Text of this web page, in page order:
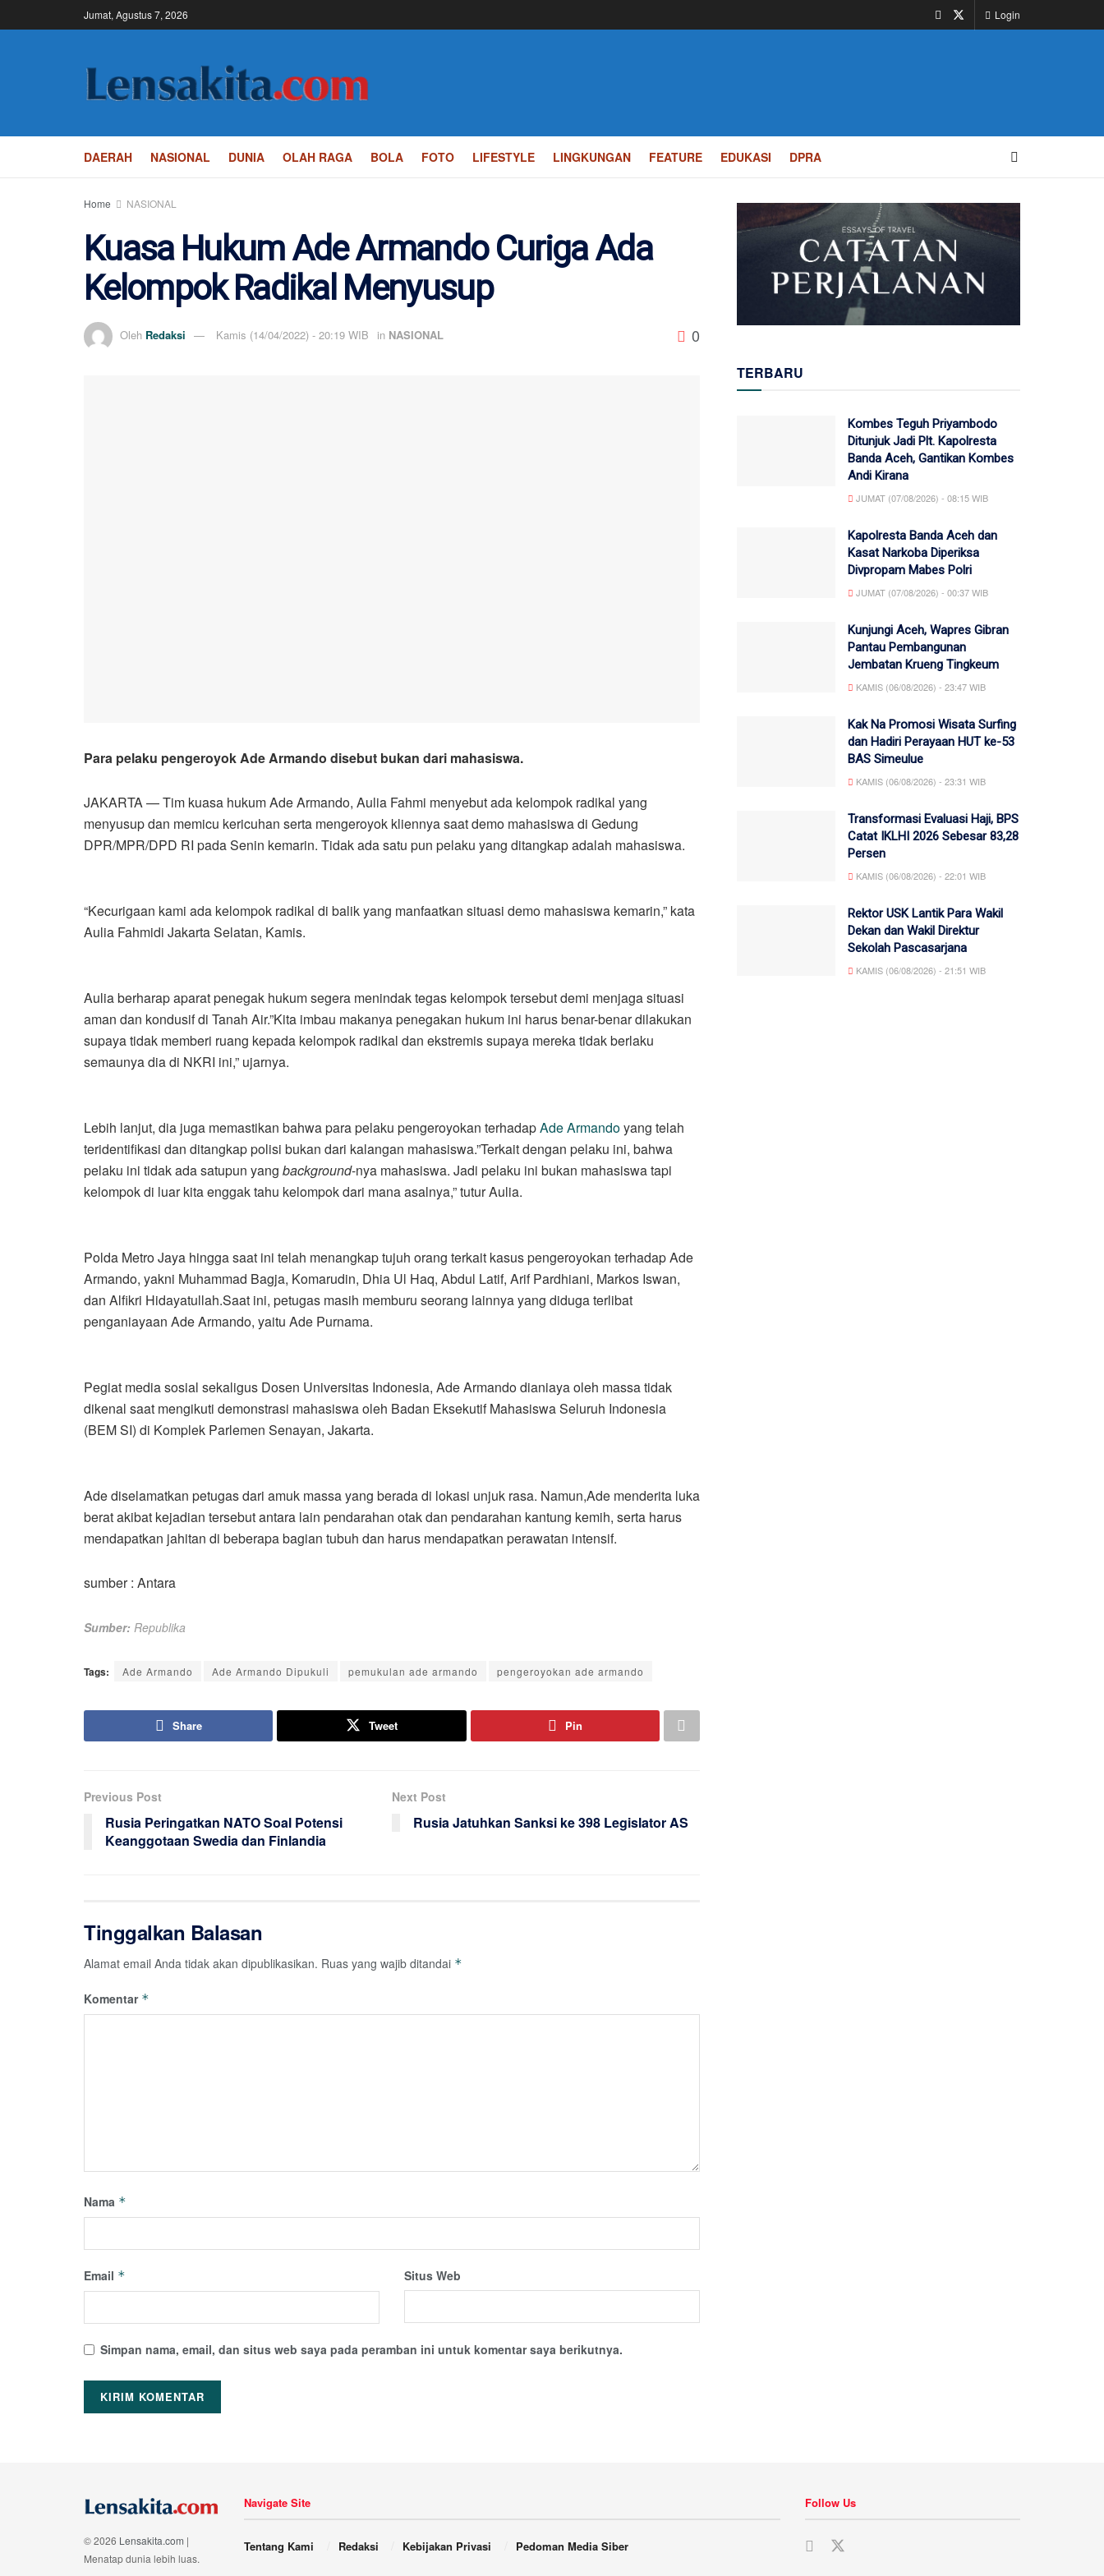
Jumat, Agustus 7, 2026 Login
DAERAH NASIONAL DUNIA OLAH RAGA BOLA FOTO LIFESTYLE LINGKUNGAN FEATURE EDUKASI DPRA
Home NASIONAL
Kuasa Hukum Ade Armando Curiga Ada
Kelompok Radikal Menyusup
Oleh Redaksi Kamis (14/04/2022) - 20:19 WIB in NASIONAL 0
Para pelaku pengeroyok Ade Armando disebut bukan dari mahasiswa.
JAKARTA — Tim kuasa hukum Ade Armando, Aulia Fahmi menyebut ada kelompok radikal yang
menyusup dan memicu kericuhan serta mengeroyok kliennya saat demo mahasiswa di Gedung
DPR/MPR/DPD RI pada Senin kemarin. Tidak ada satu pun pelaku yang ditangkap adalah mahasiswa.
“Kecurigaan kami ada kelompok radikal di balik yang manfaatkan situasi demo mahasiswa kemarin,” kata
Aulia Fahmidi Jakarta Selatan, Kamis.
Aulia berharap aparat penegak hukum segera menindak tegas kelompok tersebut demi menjaga situasi
aman dan kondusif di Tanah Air.”Kita imbau makanya penegakan hukum ini harus benar-benar dilakukan
supaya tidak memberi ruang kepada kelompok radikal dan ekstremis supaya mereka tidak berlaku
semaunya dia di NKRI ini,” ujarnya.
Lebih lanjut, dia juga memastikan bahwa para pelaku pengeroyokan terhadapAde Armandoyang telah
teridentifikasi dan ditangkap polisi bukan dari kalangan mahasiswa.”Terkait dengan pelaku ini, bahwa
pelaku ini tidak ada satupun yang background-nya mahasiswa. Jadi pelaku ini bukan mahasiswa tapi
kelompok di luar kita enggak tahu kelompok dari mana asalnya,” tutur Aulia.
Polda Metro Jaya hingga saat ini telah menangkap tujuh orang terkait kasus pengeroyokan terhadap Ade
Armando, yakni Muhammad Bagja, Komarudin, Dhia Ul Haq, Abdul Latif, Arif Pardhiani, Markos Iswan,
dan Alfikri Hidayatullah.Saat ini, petugas masih memburu seorang lainnya yang diduga terlibat
penganiayaan Ade Armando, yaitu Ade Purnama.
Pegiat media sosial sekaligus Dosen Universitas Indonesia, Ade Armando dianiaya oleh massa tidak
dikenal saat mengikuti demonstrasi mahasiswa oleh Badan Eksekutif Mahasiswa Seluruh Indonesia
(BEM SI) di Komplek Parlemen Senayan, Jakarta.
Ade diselamatkan petugas dari amuk massa yang berada di lokasi unjuk rasa. Namun,Ade menderita luka
berat akibat kejadian tersebut antara lain pendarahan otak dan pendarahan kantung kemih, serta harus
mendapatkan jahitan di beberapa bagian tubuh dan harus mendapatkan perawatan intensif.
sumber : Antara
Sumber: Republika
Tags: Ade Armando Ade Armando Dipukuli pemukulan ade armando pengeroyokan ade armando
Share Tweet Pin
Previous Post
Rusia Peringatkan NATO Soal Potensi
Keanggotaan Swedia dan Finlandia
Next Post
Rusia Jatuhkan Sanksi ke 398 Legislator AS
Tinggalkan Balasan
Alamat email Anda tidak akan dipublikasikan. Ruas yang wajib ditandai *
Komentar *
Nama *
Email * Situs Web
Simpan nama, email, dan situs web saya pada peramban ini untuk komentar saya berikutnya.
TERBARU
Kombes Teguh Priyambodo
Ditunjuk Jadi Plt. Kapolresta
Banda Aceh, Gantikan Kombes
Andi Kirana
JUMAT (07/08/2026) - 08:15 WIB
Kapolresta Banda Aceh dan
Kasat Narkoba Diperiksa
Divpropam Mabes Polri
JUMAT (07/08/2026) - 00:37 WIB
Kunjungi Aceh, Wapres Gibran
Pantau Pembangunan
Jembatan Krueng Tingkeum
KAMIS (06/08/2026) - 23:47 WIB
Kak Na Promosi Wisata Surfing
dan Hadiri Perayaan HUT ke-53
BAS Simeulue
KAMIS (06/08/2026) - 23:31 WIB
Transformasi Evaluasi Haji, BPS
Catat IKLHI 2026 Sebesar 83,28
Persen
KAMIS (06/08/2026) - 22:01 WIB
Rektor USK Lantik Para Wakil
Dekan dan Wakil Direktur
Sekolah Pascasarjana
KAMIS (06/08/2026) - 21:51 WIB
© 2026 Lensakita.com |
Menatap dunia lebih luas.
Navigate Site
Tentang Kami Redaksi Kebijakan Privasi Pedoman Media Siber
Follow Us